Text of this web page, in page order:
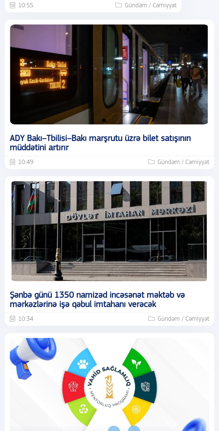
10:55 Gündəm / Cəmiyyət
ADY Bakı–Tbilisi–Bakı marşrutu üzrə bilet satışının
müddətini artırır
10:49 Gündəm / Cəmiyyət
Şənbə günü 1350 namizəd incəsənət məktəb və
mərkəzlərinə işə qəbul imtahanı verəcək
10:34 Gündəm / Cəmiyyət